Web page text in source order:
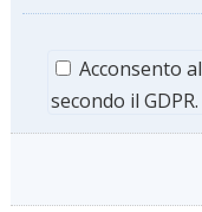
Acconsento al
secondo il GDPR.